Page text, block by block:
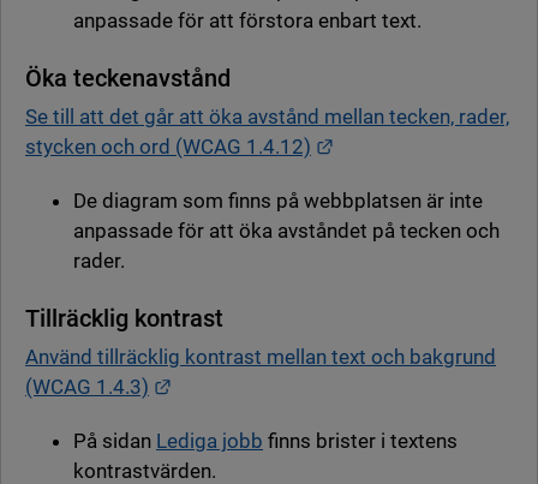
anpassade för att förstora enbart text.
Öka teckenavstånd
Se till att det går att öka avstånd mellan tecken, rader,
stycken och ord (WCAG 1.4.12)
De diagram som finns på webbplatsen är inte
anpassade för att öka avståndet på tecken och
rader.
Tillräcklig kontrast
Använd tillräcklig kontrast mellan text och bakgrund
(WCAG 1.4.3)
På sidan Lediga jobb finns brister i textens
kontrastvärden.